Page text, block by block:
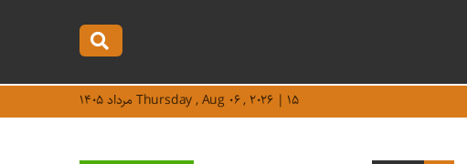
Thursday , Aug ۰۶ , ۲۰۲۶ | ۱۵ مرداد ۱۴۰۵